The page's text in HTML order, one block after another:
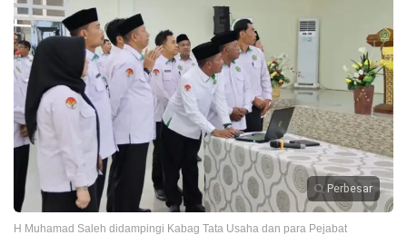
Perbesar
H Muhamad Saleh didampingi Kabag Tata Usaha dan para Pejabat